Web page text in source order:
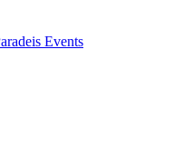
Events